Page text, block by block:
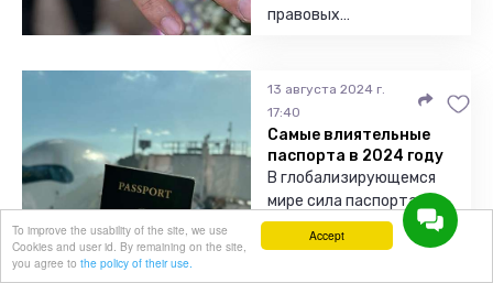
правовых…
13 августа 2024 г.
17:40
Самые влиятельные
паспорта в 2024 году
В глобализирующемся
мире сила паспорта
выходит за рамки
простого проездного
Accept
To improve the usability of the site, we use
Cookies and user id. By remaining on the site,
you agree to the policy of their use.